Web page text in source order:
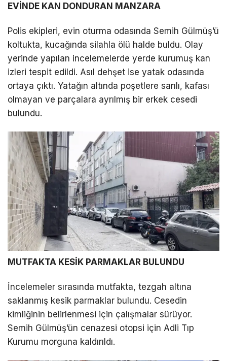
EVİNDE KAN DONDURAN MANZARA
Polis ekipleri, evin oturma odasında Semih Gülmüş’ü
koltukta, kucağında silahla ölü halde buldu. Olay
yerinde yapılan incelemelerde yerde kurumuş kan
izleri tespit edildi. Asıl dehşet ise yatak odasında
ortaya çıktı. Yatağın altında poşetlere sarılı, kafası
olmayan ve parçalara ayrılmış bir erkek cesedi
bulundu.
MUTFAKTA KESİK PARMAKLAR BULUNDU
İncelemeler sırasında mutfakta, tezgah altına
saklanmış kesik parmaklar bulundu. Cesedin
kimliğinin belirlenmesi için çalışmalar sürüyor.
Semih Gülmüş’ün cenazesi otopsi için Adli Tıp
Kurumu morguna kaldırıldı.